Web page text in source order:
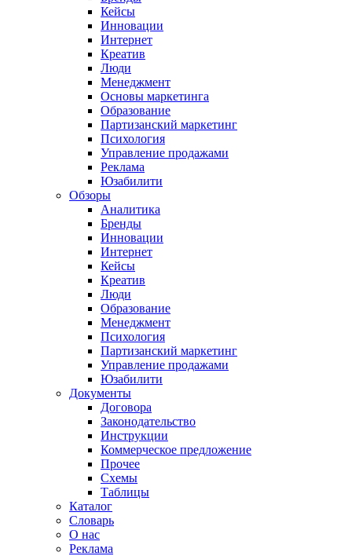
Кейсы
Инновации
Интернет
Креатив
Люди
Менеджмент
Основы маркетинга
Образование
Партизанский маркетинг
Психология
Управление продажами
Реклама
Юзабилити
Обзоры
Аналитика
Бренды
Инновации
Интернет
Кейсы
Креатив
Люди
Образование
Менеджмент
Психология
Партизанский маркетинг
Управление продажами
Юзабилити
Документы
Договора
Законодательство
Инструкции
Коммерческое предложение
Прочее
Схемы
Таблицы
Каталог
Словарь
О нас
Реклама